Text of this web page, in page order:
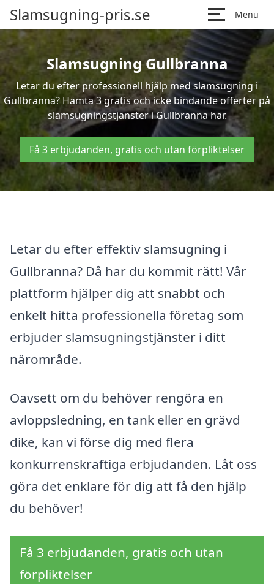
Slamsugning-pris.se Menu
Slamsugning Gullbranna
Letar du efter professionell hjälp med slamsugning i
Gullbranna? Hämta 3 gratis och icke bindande offerter på
slamsugningstjänster i Gullbranna här.
Få 3 erbjudanden, gratis och utan förpliktelser
Letar du efter effektiv slamsugning i
Gullbranna? Då har du kommit rätt! Vår
plattform hjälper dig att snabbt och
enkelt hitta professionella företag som
erbjuder slamsugningstjänster i ditt
närområde.
Oavsett om du behöver rengöra en
avloppsledning, en tank eller en grävd
dike, kan vi förse dig med flera
konkurrenskraftiga erbjudanden. Låt oss
göra det enklare för dig att få den hjälp
du behöver!
Få 3 erbjudanden, gratis och utan
förpliktelser